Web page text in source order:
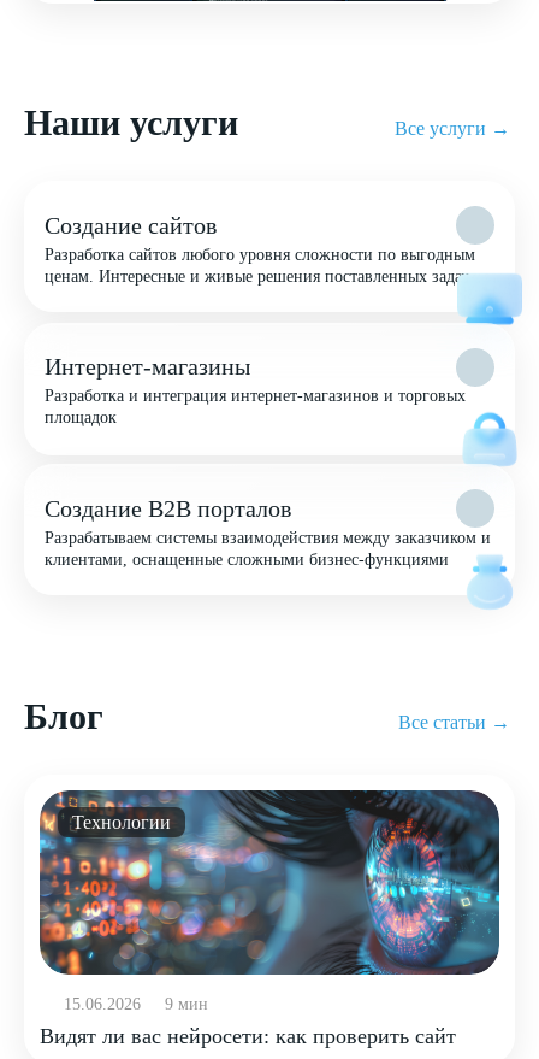
Наши услуги Все услуги →
Создание сайтов
Разработка сайтов любого уровня сложности по выгодным
ценам. Интересные и живые решения поставленных задач
Интернет-магазины
Разработка и интеграция интернет-магазинов и торговых
площадок
Создание B2B порталов
Разрабатываем системы взаимодействия между заказчиком и
клиентами, оснащенные сложными бизнес-функциями
Блог Все статьи →
Технологии
15.06.2026 9 мин
Видят ли вас нейросети: как проверить сайт